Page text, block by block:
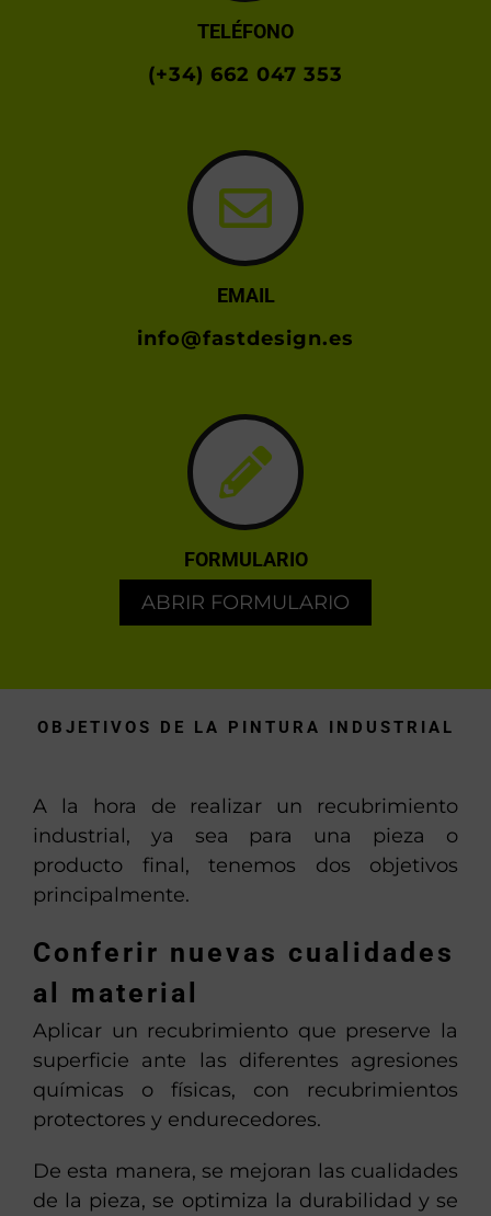
TELÉFONO
(+34) 662 047 353
EMAIL
info@fastdesign.es
FORMULARIO
ABRIR FORMULARIO
OBJETIVOS DE LA PINTURA INDUSTRIAL
A la hora de realizar un recubrimiento
industrial, ya sea para una pieza o
producto final, tenemos dos objetivos
principalmente.
Conferir nuevas cualidades
al material
Aplicar un recubrimiento que preserve la
superficie ante las diferentes agresiones
químicas o físicas, con recubrimientos
protectores y endurecedores.
De esta manera, se mejoran las cualidades
de la pieza, se optimiza la durabilidad y se